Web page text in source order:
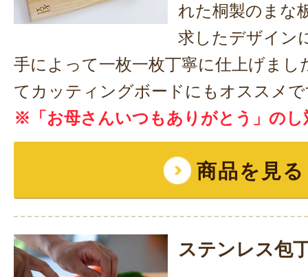
れた桐製のまな
求したデザイン
手によって一枚一枚丁寧に仕上げまし
てカッティングボードにもオススメ
※「お母さんいつもありがとう」のし
商品を見る
ステンレス包